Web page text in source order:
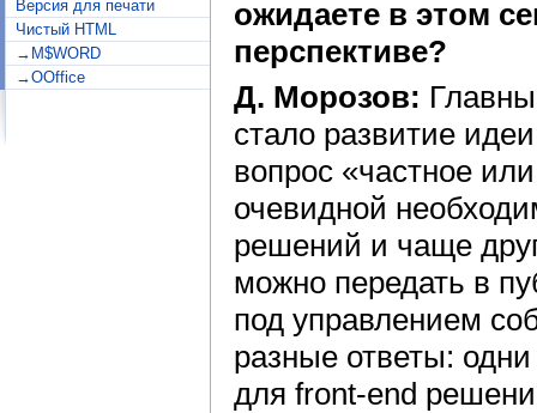
Версия для печати
Чистый HTML
→M$WORD
→OOffice
ожидаете в этом
перспективе?
Д. Морозов:
стало развитие
вопрос «частное
очевидной
решений и чаще
можно передать в
под управлением
разные ответы:
для front-end